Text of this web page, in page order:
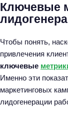
Ключевые
Чтобы понять,
привлечения
ключевые
Именно эти
маркетинговых
лидогенерации